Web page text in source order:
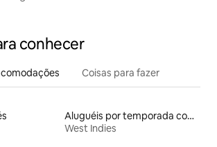
conhecer
Coisas para fazer
Aluguéis por temporada com banheiro para PCD
West Indies